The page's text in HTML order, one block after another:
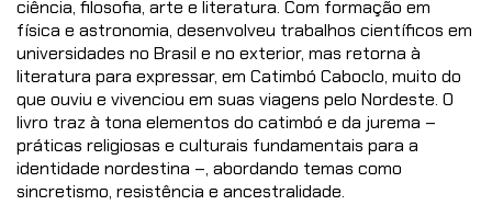
ciência, filosofia, arte e literatura. Com formação em
física e astronomia, desenvolveu trabalhos científicos em
universidades no Brasil e no exterior, mas retorna à
literatura para expressar, em Catimbó Caboclo, muito do
que ouviu e vivenciou em suas viagens pelo Nordeste. O
livro traz à tona elementos do catimbó e da jurema –
práticas religiosas e culturais fundamentais para a
identidade nordestina –, abordando temas como
sincretismo, resistência e ancestralidade.